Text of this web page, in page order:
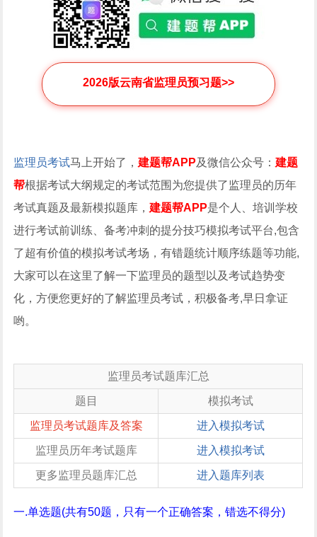
2026版云南省监理员预习题>>
监理员考试马上开始了，建题帮APP及微信公众号：建题
帮根据考试大纲规定的考试范围为您提供了监理员的历年
考试真题及最新模拟题库，建题帮APP是个人、培训学校
进行考试前训练、备考冲刺的提分技巧模拟考试平台,包含
了超有价值的模拟考试考场，有错题统计顺序练题等功能,
大家可以在这里了解一下监理员的题型以及考试趋势变
化，方便您更好的了解监理员考试，积极备考,早日拿证
哟。
监理员考试题库汇总
题目 模拟考试
监理员考试题库及答案 进入模拟考试
监理员历年考试题库 进入模拟考试
更多监理员题库汇总 进入题库列表
一.单选题(共有50题，只有一个正确答案，错选不得分)